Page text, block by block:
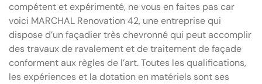
compétent et expérimenté, ne vous en faites pas car
voici MARCHAL Renovation 42, une entreprise qui
dispose d’un façadier très chevronné qui peut accomplir
des travaux de ravalement et de traitement de façade
conforment aux règles de l’art. Toutes les qualifications,
les expériences et la dotation en matériels sont ses